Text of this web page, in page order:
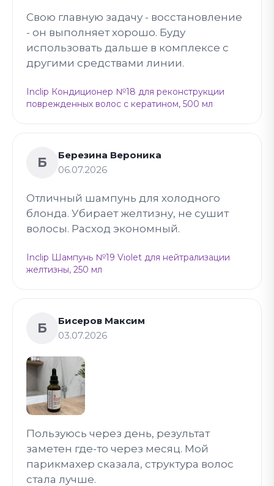
Свою главную задачу - восстановление
- он выполняет хорошо. Буду
использовать дальше в комплексе с
другими средствами линии.
Inclip Кондиционер №18 для реконструкции
поврежденных волос с кератином, 500 мл
Б
Березина Вероника
06.07.2026
Отличный шампунь для холодного
блонда. Убирает желтизну, не сушит
волосы. Расход экономный.
Inclip Шампунь №19 Violet для нейтрализации
желтизны, 250 мл
Б
Бисеров Максим
03.07.2026
Пользуюсь через день, результат
заметен где-то через месяц. Мой
парикмахер сказала, структура волос
стала лучше.